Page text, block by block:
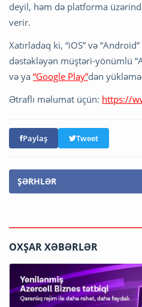
deyil, həm də platforma
verir.
Xatırladaq ki, “iOS” və
dəstəkləyən müştəri-yönümlü
və ya “Google Play”dən
Ətraflı məlumat üçün: https://
Paylaş Tweet
ŞƏRHLƏR
OXŞAR XƏBƏRLƏR